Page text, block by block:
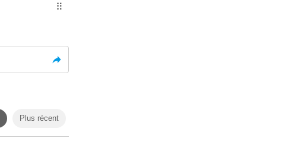
⠿
Plus récent